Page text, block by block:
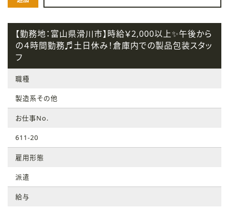
【勤務地：富山県滑川市】時給￥2,000以上✨午後から
の４時間勤務♬土日休み！倉庫内での製品包装スタッ
フ
職種
製造系その他
お仕事No.
611-20
雇用形態
派遣
給与